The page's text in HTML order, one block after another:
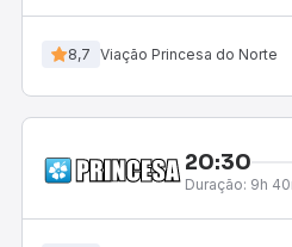
8,7 Viação Princesa do Norte
20:30
Duração: 9h